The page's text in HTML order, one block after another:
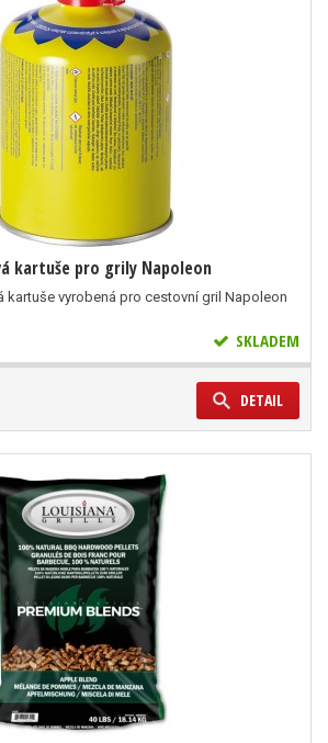
kartuše pro grily Napoleon
kartuše vyrobená pro cestovní gril Napoleon
SKLADEM
DETAIL